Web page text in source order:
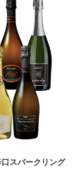
スパークリング